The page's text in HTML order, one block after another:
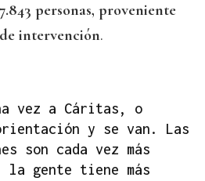
personas, proveniente
intervención.
vez a Cáritas, o
y se van. Las
son cada vez más
la gente tiene más